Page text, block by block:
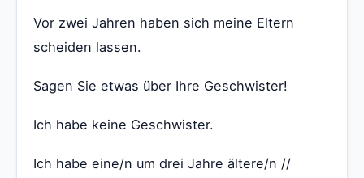
Vor zwei Jahren haben sich meine Eltern
scheiden lassen.
Sagen Sie etwas über Ihre Geschwister!
Ich habe keine Geschwister.
Ich habe eine/n um drei Jahre ältere/n //